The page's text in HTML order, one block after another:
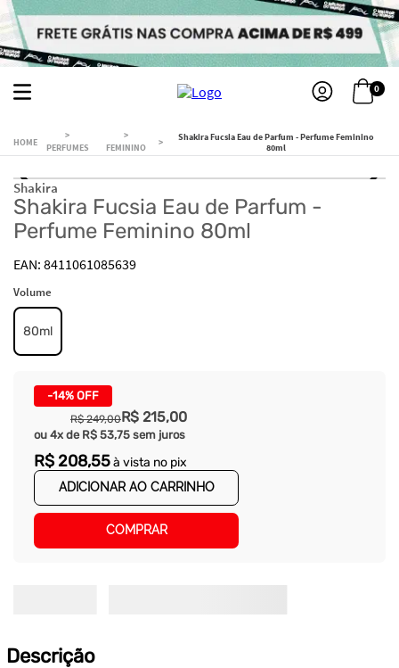
0
PERFUMES FEMININO
Shakira Fucsia Eau de Parfum - Perfume Feminino
80ml
Shakira
Shakira Fucsia Eau de Parfum -
Perfume Feminino 80ml
8411061085639
Volume
80ml
-14% OFF
R$ 215,00
R$ 249,00
ou 4x de R$ 53,75 sem juros
R$ 208,55à vista no pix
ADICIONAR AO CARRINHO
COMPRAR
Descrição